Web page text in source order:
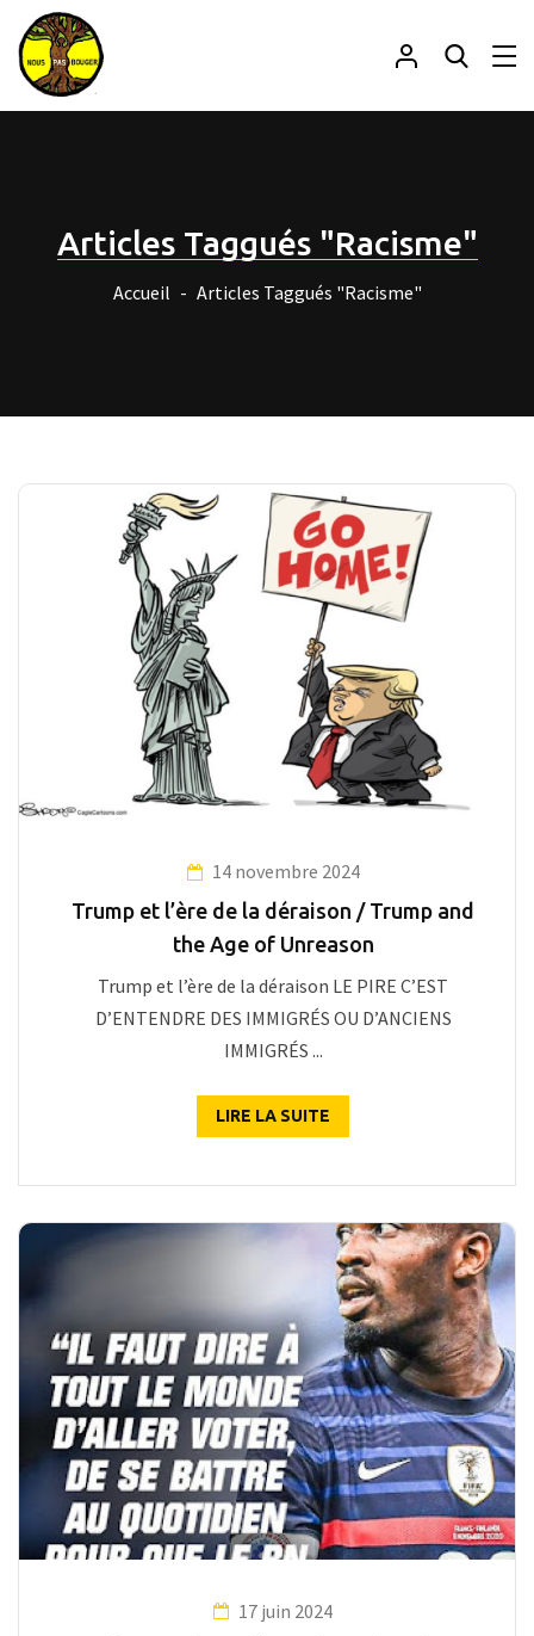
Articles Taggués "Racisme"
Accueil Articles Taggués "Racisme"
14 novembre 2024
Trump et l’ère de la déraison / Trump and
the Age of Unreason
Trump et l’ère de la déraison LE PIRE C’EST
D’ENTENDRE DES IMMIGRÉS OU D’ANCIENS
IMMIGRÉS ...
LIRE LA SUITE
17 juin 2024